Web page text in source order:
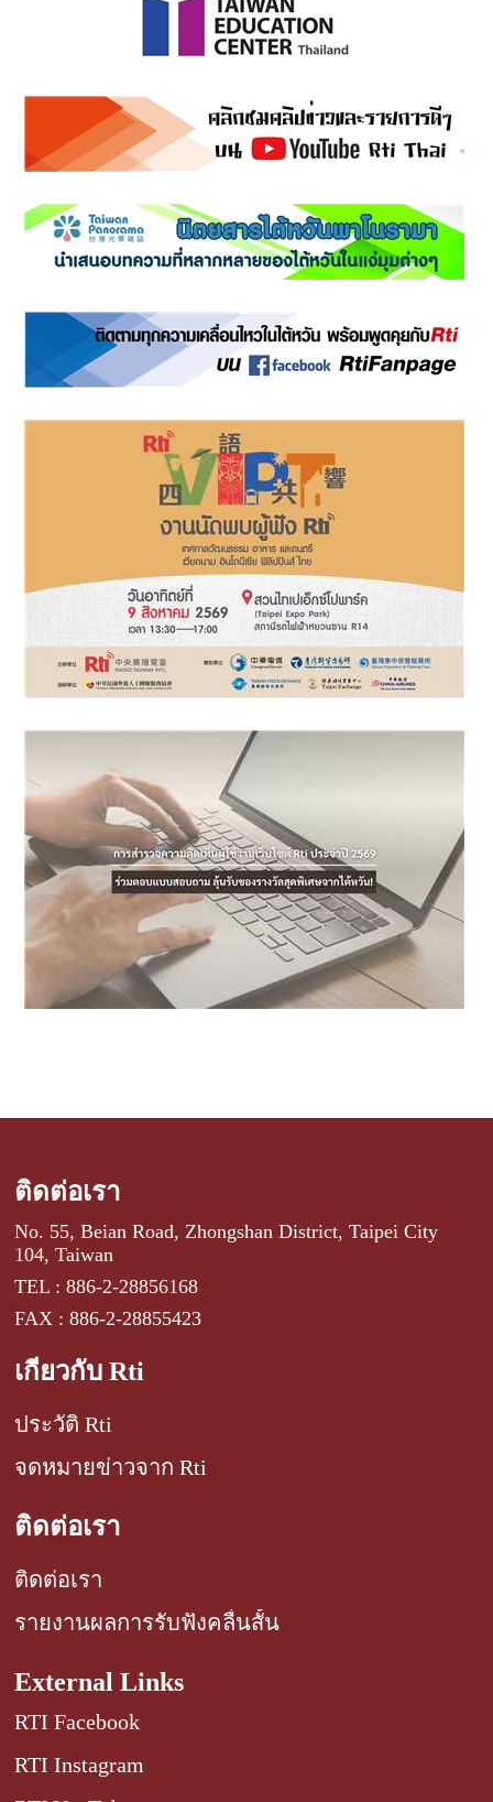
ติดต่อเรา
No. 55, Beian Road, Zhongshan District, Taipei City
104, Taiwan
TEL : 886-2-28856168
FAX : 886-2-28855423
เกี่ยวกับ Rti
ประวัติ Rti
จดหมายข่าวจาก Rti
ติดต่อเรา
ติดต่อเรา
รายงานผลการรับฟังคลื่นสั้น
External Links
RTI Facebook
RTI Instagram